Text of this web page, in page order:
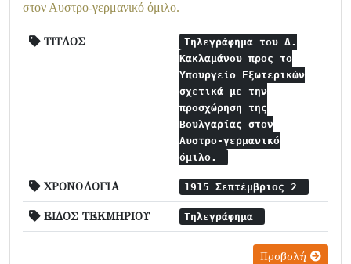
στον Αυστρο-γερμανικό όμιλο.
ΤΙΤΛΟΣ
Τηλεγράφημα του Δ.
Κακλαμάνου προς το
Υπουργείο Εξωτερικών
σχετικά με την
προσχώρηση της
Βουλγαρίας στον
Αυστρο-γερμανικό
όμιλο.
ΧΡΟΝΟΛΟΓΙΑ 1915 Σεπτέμβριος 2
ΕΙΔΟΣ ΤΕΚΜΗΡΙΟΥ Τηλεγράφημα
Προβολή